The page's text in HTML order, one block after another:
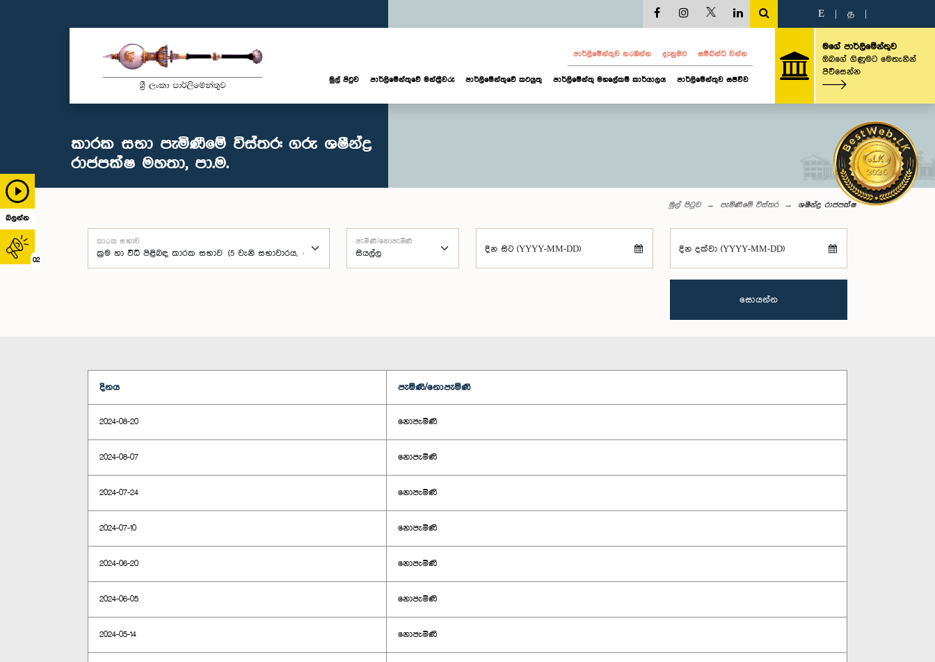
බලන්න
02
E த
පාර්ලි‌මේන්තුව නරඹන්න දැනුමට සම්බන්ධ වන්න
මුල් පිටුව පාර්ලි‌මේන්තුවේ මන්ත්‍රීවරු පාර්ලිමේන්තුවේ කටයුතු පාර්ලිමේන්තු මහලේකම් කාර්යාලය පාර්ලිමේන්තුව සජීවීව
මගේ පාර්ලිමේන්තුව
ඔබගේ ගිණුමට මෙතැනින්
පිවිසෙන්න
කාරක සභා පැමිණීමේ විස්තර: ගරු ශෂීන්ද්‍ර
රාජපක්ෂ මහතා, පා.ම.
මුල් පිටුව පැමිණීමේ විස්තර ශෂීන්ද්‍ර රාජපක්ෂ
කාරක සභාව පැමිණි/නොපැමිණි
දින සිට (YYYY-MM-DD) දින දක්වා (YYYY-MM-DD)
සොයන්න
දිනය පැමිණි/නොපැමිණි
2024-08-20 නොපැමිණි
2024-08-07 නොපැමිණි
2024-07-24 නොපැමිණි
2024-07-10 නොපැමිණි
2024-06-20 නොපැමිණි
2024-06-05 නොපැමිණි
2024-05-14 නොපැමිණි